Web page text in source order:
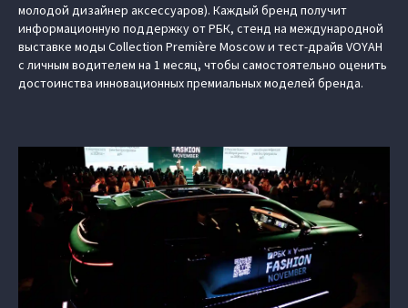
молодой дизайнер аксессуаров). Каждый бренд получит
информационную поддержку от РБК, стенд на международной
выставке моды Collection Première Moscow и тест-драйв VOYAH
с личным водителем на 1 месяц, чтобы самостоятельно оценить
достоинства инновационных премиальных моделей бренда.